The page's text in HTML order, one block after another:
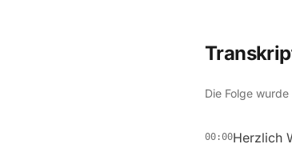
Die Folge
00:00Herzlich